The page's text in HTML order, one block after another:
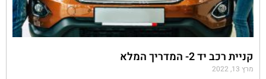
קניית רכב יד 2- המדריך המלא
מרץ 13, 2022